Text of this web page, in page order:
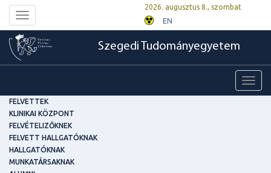
Toggle
navigation
2026. augusztus 8., szombat
EN
Szegedi Tudományegyetem
FELVETTEK
KLINIKAI KÖZPONT
FELVÉTELIZŐKNEK
FELVETT HALLGATÓKNAK
HALLGATÓKNAK
MUNKATÁRSAKNAK